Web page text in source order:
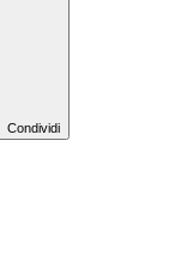
Condividi